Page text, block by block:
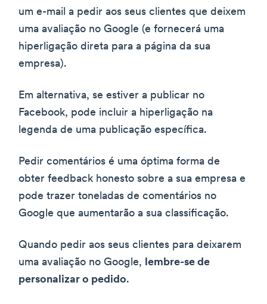
um e-mail a pedir aos seus clientes que deixem
uma avaliação no Google (e fornecerá uma
hiperligação direta para a página da sua
empresa).
Em alternativa, se estiver a publicar no
Facebook, pode incluir a hiperligação na
legenda de uma publicação específica.
Pedir comentários é uma óptima forma de
obter feedback honesto sobre a sua empresa e
pode trazer toneladas de comentários no
Google que aumentarão a sua classificação.
Quando pedir aos seus clientes para deixarem
uma avaliação no Google, lembre-se de
personalizar o pedido.